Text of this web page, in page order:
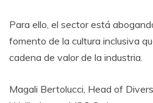
Para ello, el sector está
fomento de la cultura inclusiva
cadena de valor de la industria.
Magali Bertolucci, Head of